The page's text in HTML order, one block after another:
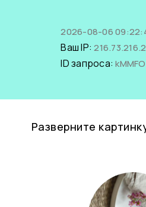
2026-08-06
Ваш IP:
ID запроса:
Разверните